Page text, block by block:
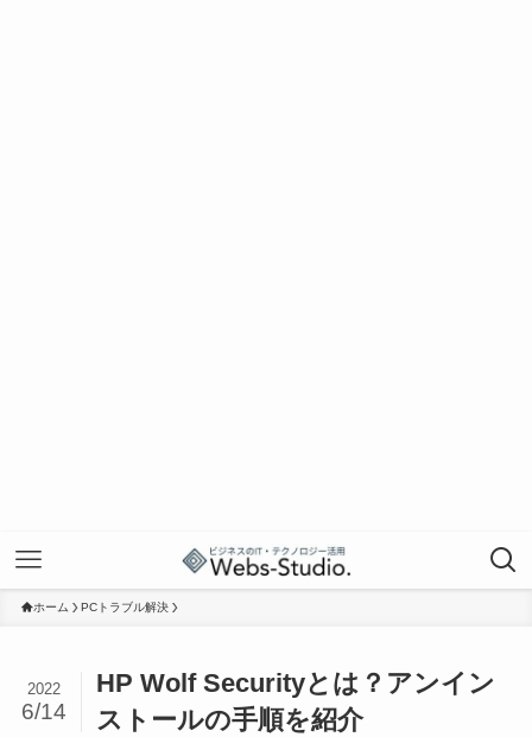
ホーム PCトラブル解決
HP Wolf Securityとは？アンイン
ストールの手順を紹介
2022
6/14